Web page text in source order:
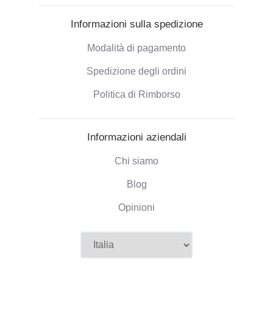
Informazioni sulla spedizione
Modalità di pagamento
Spedizione degli ordini
Politica di Rimborso
Informazioni aziendali
Chi siamo
Blog
Opinioni